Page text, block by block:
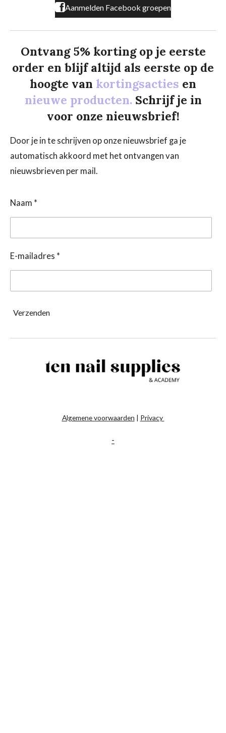
Aanmelden Facebook groepen
Ontvang 5% korting op je eerste
order en blijf altijd als eerste op de
hoogte van kortingsacties en
nieuwe producten. Schrijf je in
voor onze nieuwsbrief!
Door je in te schrijven op onze nieuwsbrief ga je
automatisch akkoord met het ontvangen van
nieuwsbrieven per mail.
Naam *
E-mailadres *
Verzenden
Algemene voorwaarden | Privacy
-